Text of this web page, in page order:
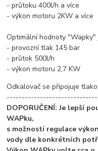
- průtoku 400l/h a více
- výkon motoru 2KW a více
Optimální hodnoty "Wapky"
- provozní tlak 145 bar
- průtok 500l/h
- výkon motoru 2,7 KW
Odkalovač se připojuje
DOPORUČENÍ: Je lepší
WAPku,
s možností regulace
vody dle konkrétních